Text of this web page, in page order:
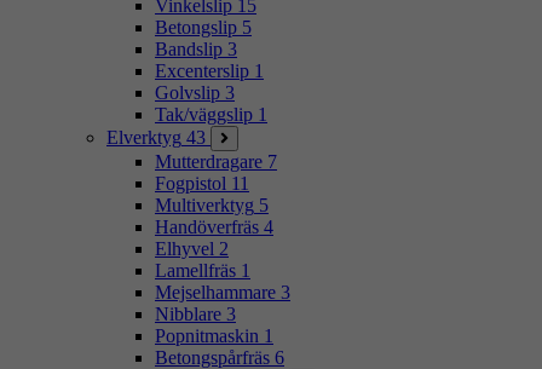
Vinkelslip 15
Betongslip 5
Bandslip 3
Excenterslip 1
Golvslip 3
Tak/väggslip 1
Elverktyg 43
Mutterdragare 7
Fogpistol 11
Multiverktyg 5
Handöverfräs 4
Elhyvel 2
Lamellfräs 1
Mejselhammare 3
Nibblare 3
Popnitmaskin 1
Betongspårfräs 6